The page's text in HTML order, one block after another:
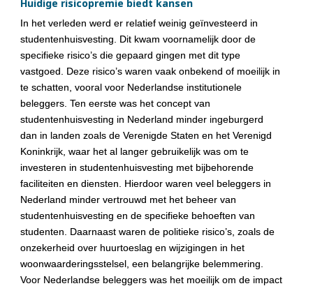
Huidige risicopremie biedt kansen
In het verleden werd er relatief weinig geïnvesteerd in
studentenhuisvesting. Dit kwam voornamelijk door de
specifieke risico’s die gepaard gingen met dit type
vastgoed. Deze risico’s waren vaak onbekend of moeilijk in
te schatten, vooral voor Nederlandse institutionele
beleggers. Ten eerste was het concept van
studentenhuisvesting in Nederland minder ingeburgerd
dan in landen zoals de Verenigde Staten en het Verenigd
Koninkrijk, waar het al langer gebruikelijk was om te
investeren in studentenhuisvesting met bijbehorende
faciliteiten en diensten. Hierdoor waren veel beleggers in
Nederland minder vertrouwd met het beheer van
studentenhuisvesting en de specifieke behoeften van
studenten. Daarnaast waren de politieke risico’s, zoals de
onzekerheid over huurtoeslag en wijzigingen in het
woonwaarderingsstelsel, een belangrijke belemmering.
Voor Nederlandse beleggers was het moeilijk om de impact